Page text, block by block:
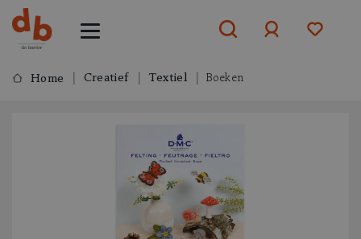
ofaanmelden
Home Creatief Textiel Boeken